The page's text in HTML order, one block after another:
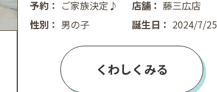
予約： ご家族決定♪ 店舗： 藤三広店
性別： 男の子 誕生日： 2024/7/25
くわしくみる